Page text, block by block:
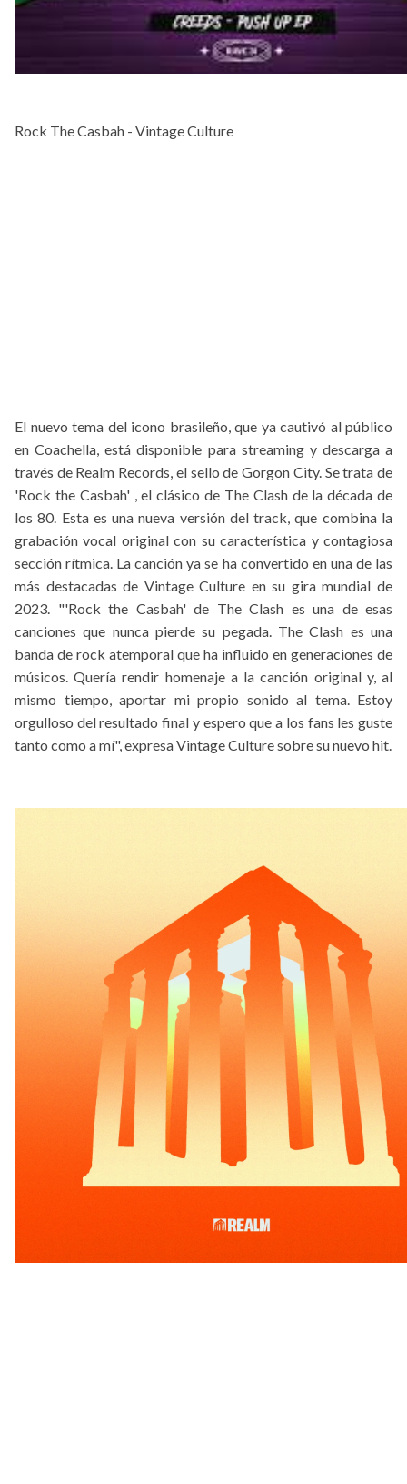
Rock The Casbah - Vintage Culture
El nuevo tema del icono brasileño, que ya cautivó al público
en Coachella, está disponible para streaming y descarga a
través de Realm Records, el sello de Gorgon City. Se trata de
'Rock the Casbah' , el clásico de The Clash de la década de
los 80. Esta es una nueva versión del track, que combina la
grabación vocal original con su característica y contagiosa
sección rítmica. La canción ya se ha convertido en una de las
más destacadas de Vintage Culture en su gira mundial de
2023. "'Rock the Casbah' de The Clash es una de esas
canciones que nunca pierde su pegada. The Clash es una
banda de rock atemporal que ha influido en generaciones de
músicos. Quería rendir homenaje a la canción original y, al
mismo tiempo, aportar mi propio sonido al tema. Estoy
orgulloso del resultado final y espero que a los fans les guste
tanto como a mí", expresa Vintage Culture sobre su nuevo hit.